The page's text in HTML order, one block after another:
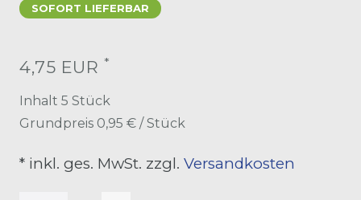
SOFORT LIEFERBAR
4,75 EUR *
Inhalt 5 Stück
Grundpreis 0,95 € / Stück
* inkl. ges. MwSt. zzgl. Versandkosten